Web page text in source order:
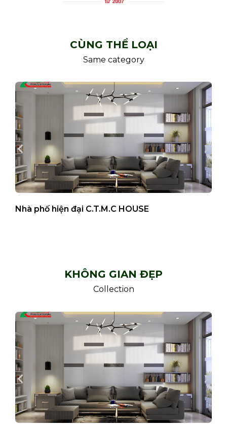
CÙNG THỂ LOẠI
Same category
Nhà phố hiện đại C.T.M.C HOUSE
KHÔNG GIAN ĐẸP
Collection